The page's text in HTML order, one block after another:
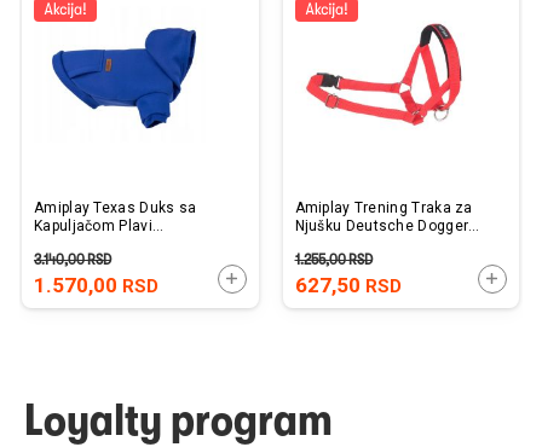
Amiplay Texas Duks sa
Kapuljačom Plavi
1.570,00 RSD
3.140,00RSD
DODAJTE U KORPU
Amiplay Trening Traka za
Njušku Deutsche Dogger
75cm x 2cm
627,50 RSD
1.255,00RSD
Loyalty program